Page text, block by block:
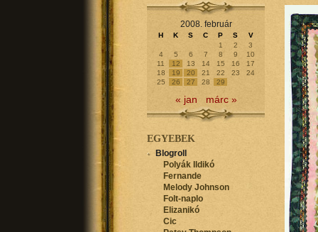
2008. február
H K S C P S
V
1
2
3
4
5 6 7 8 9
10
11
12 13 14 15 16
17
18
19 20 21 22 23
24
25
26 27 28 29
« jan márc »
EGYEBEK
Blogroll
Polyák Ildikó
Fernande
Melody Johnson
Folt-naplo
Elizanikó
Cic